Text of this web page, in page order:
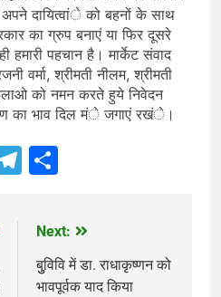
दायित्वांे को बहनों के साथ
का ग्रुप बनाएं या फिर दूसरे
पहचान है। मार्केट संवाद
वर्मा, श्रीमती नीलम, श्रीमती
को नमन करते हुये निवेदन
का भाव दिल मंे जगाएं रखंे।
Telegram
Next:
बुुविवि में डा. राधाकृष्णन को
भावपूर्वक याद किया